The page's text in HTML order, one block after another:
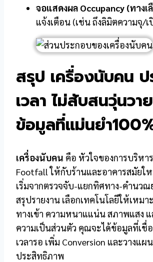
จอแสดงผล Occupancy (ทางเ
แจ้งเตือน (เช่น ถึงลิมิตความจุ/เ
สรุป เครื่องนับคน
เวลา ไม่สับสนวุ่นวา
ข้อมูลที่แม่นยำ
เครื่องนับคน คือ หัวใจของการบริหาร
Footfall ให้กับร้านและอาคารสมัยให
เริ่มจากตรวจจับ-แยกทิศทาง-คำนวณ
สรุปรายงาน เลือกเทคโนโลยีให้เหมาะ
ทางเข้า ความหนาแแน่น สภาพแสง
ความเป็นส่วนตัว คุณจะได้ข้อมูลที่เชื่
เวลารอ เพิ่ม Conversion และวางแผ
ประสิทธิภาพ